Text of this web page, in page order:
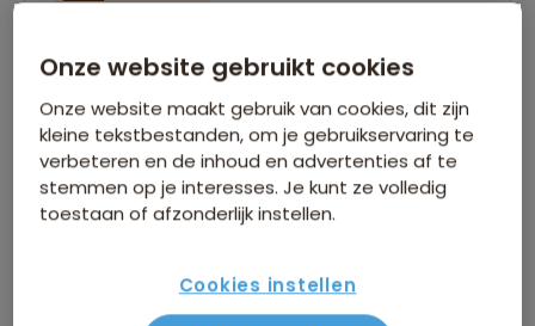
Onze website gebruikt cookies
Onze website maakt gebruik van cookies, dit zijn
kleine tekstbestanden, om je gebruikservaring te
verbeteren en de inhoud en advertenties af te
stemmen op je interesses. Je kunt ze volledig
toestaan of afzonderlijk instellen.
Cookies instellen